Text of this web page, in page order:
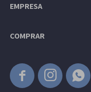
  
EMPRESA
COMPRAR